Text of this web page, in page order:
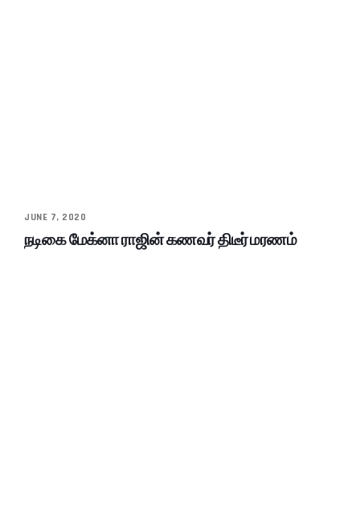
JUNE 7, 2020
நடிகை மேக்னா ராஜின் கணவர் திடீர் மரணம்